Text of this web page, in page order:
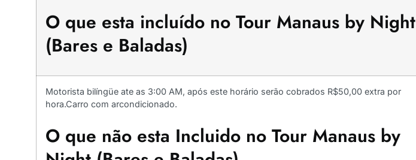
O que esta incluído no Tour Manaus by Night
(Bares e Baladas)
Motorista bilíngüe ate as 3:00 AM, após este horário serão cobrados R$50,00 extra por
hora.Carro com arcondicionado.
O que não esta Incluido no Tour Manaus by